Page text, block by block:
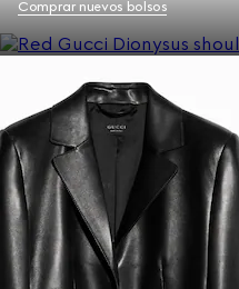
Comprar nuevos bolsos